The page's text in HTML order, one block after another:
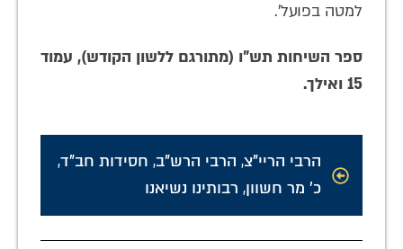
למטה בפועל'.
ספר השיחות תש"ו (מתורגם ללשון הקודש), עמוד
15 ואילך.
הרבי הריי"צ, הרבי הרש"ב, חסידות חב"ד,
כ' מר חשוון, רבותינו נשיאנו